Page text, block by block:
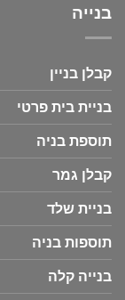
בנייה
קבלן בניין
בניית בית פרטי
תוספת בניה
קבלן גמר
בניית שלד
תוספות בניה
בנייה קלה